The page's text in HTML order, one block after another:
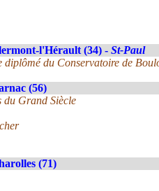
l'Hérault (34) - St-Paul
diplômé du Conservatoire de
(56)
du Grand Siècle
(71)